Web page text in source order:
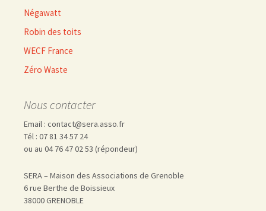
Négawatt
Robin des toits
WECF France
Zéro Waste
Nous contacter
Email : contact@sera.asso.fr
Tél : 07 81 34 57 24
ou au 04 76 47 02 53 (répondeur)
SERA – Maison des Associations de Grenoble
6 rue Berthe de Boissieux
38000 GRENOBLE